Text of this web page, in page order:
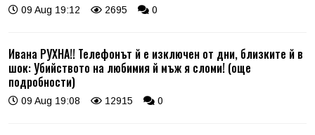
09 Aug 19:12 2695 0
Ивана РУХНА!! Телефонът й е изключен от дни, близките й в
шок: Убийството на любимия й мъж я сломи! (още
подробности)
09 Aug 19:08 12915 0